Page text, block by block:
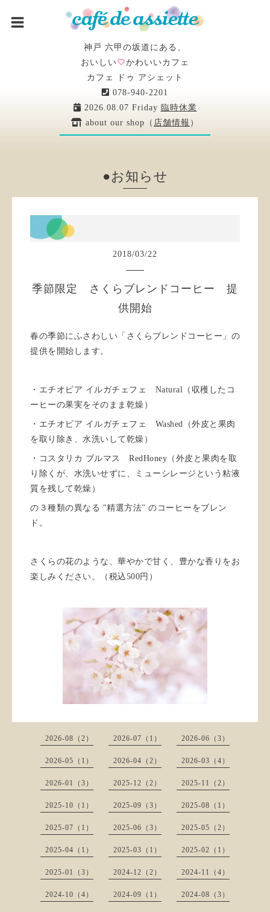
神戸 六甲の坂道にある、
おいしい
かわいいカフェ
カフェ ドゥ アシェット
078-940-2201
2026.08.07 Friday 臨時休業
about our shop（ 店舗情報 ）
●お知らせ
2018/03/22
季節限定 さくらブレンドコーヒー 提
供開始
春の季節にふさわしい「さくらブレンドコーヒー」の
提供を開始します。
・エチオピア イルガチェフェ Natural（収穫したコ
ーヒーの果実をそのまま乾燥）
・エチオピア イルガチェフェ Washed（外皮と果肉
を取り除き、水洗いして乾燥）
・コスタリカ ブルマス RedHoney（外皮と果肉を取
り除くが、水洗いせずに、ミューシレージという粘液
質を残して乾燥）
の３種類の異なる "精選方法" のコーヒーをブレン
ド。
さくらの花のような、華やかで甘く、豊かな香りをお
楽しみください。（税込500円）
2026-08（2） 2026-07（1） 2026-06（3）
2026-05（1） 2026-04（2） 2026-03（4）
2026-01（3） 2025-12（2） 2025-11（2）
2025-10（1） 2025-09（3） 2025-08（1）
2025-07（1） 2025-06（3） 2025-05（2）
2025-04（1） 2025-03（1） 2025-02（1）
2025-01（3） 2024-12（2） 2024-11（4）
2024-10（4） 2024-09（1） 2024-08（3）